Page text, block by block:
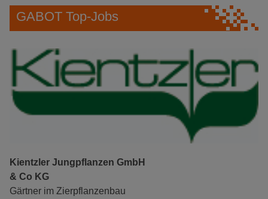
GABOT Top-Jobs
Kientzler Jungpflanzen GmbH
& Co KG
Gärtner im Zierpflanzenbau